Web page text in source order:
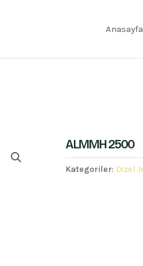
Anasayfa
ALMMH 2500
Kategoriler: Dizel